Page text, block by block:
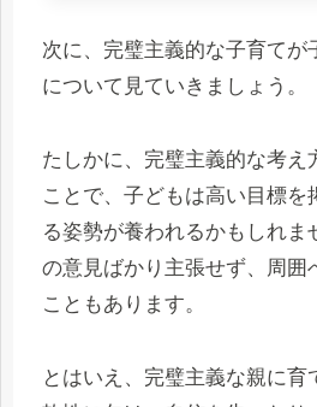
次に、完璧主義的な子育てが
について見ていきましょう。
たしかに、完璧主義的な考え
ことで、子どもは高い目標を
る姿勢が養われるかもしれま
の意見ばかり主張せず、周囲
こともあります。
とはいえ、完璧主義な親に育